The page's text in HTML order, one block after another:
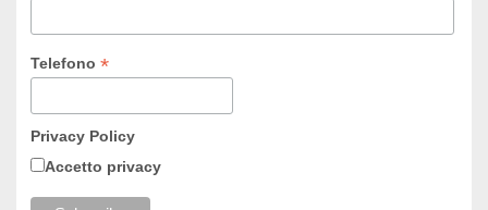
Telefono *
Privacy Policy
Accetto privacy